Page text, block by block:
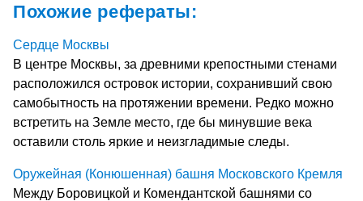
Похожие рефераты:
Сердце Москвы
В центре Москвы, за древними крепостными стенами
расположился островок истории, сохранивший свою
самобытность на протяжении времени. Редко можно
встретить на Земле место, где бы минувшие века
оставили столь яркие и неизгладимые следы.
Оружейная (Конюшенная) башня Московского Кремля
Между Боровицкой и Комендантской башнями со